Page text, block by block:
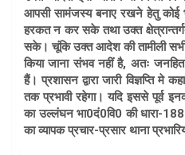
आपसी सामंजस्य बनाए रखने हेतु कोई
हरकत न कर सके तथा उक्त
सके। चूंकि उक्त आदेश की तामीली
किया जाना संभव नहीं है, अतः
हैं। प्रशासन द्वारा जारी विज्ञप्ति
तक प्रभावी रहेगा। यदि इससे पूर्व
का उल्लंघन भा0दं0वि0 की धारा-
का व्यापक प्रचार-प्रसार थाना